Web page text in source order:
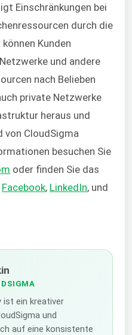
Einschränkungen bei
durch die
Kunden
und andere
nach Belieben
private Netzwerke
heraus und
von CloudSigma
besuchen Sie
oder finden Sie das
Facebook, LinkedIn, und
ist ein kreativer
und
auf eine konsistente